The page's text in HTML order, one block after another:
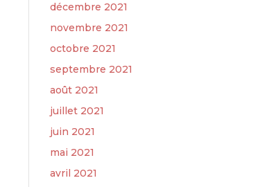
décembre 2021
novembre 2021
octobre 2021
septembre 2021
août 2021
juillet 2021
juin 2021
mai 2021
avril 2021